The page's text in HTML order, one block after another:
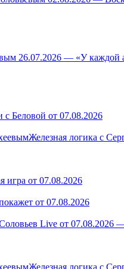
26.07.2026 — «У каждой
с Беловой от 07.08.2026
Железная логика с
игра от 07.08.2026
от 07.08.2026
Live от 07.08.2026
Железная логика с